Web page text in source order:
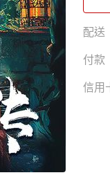
配送
付款
信用